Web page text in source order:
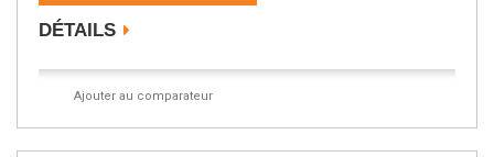
DÉTAILS
Ajouter au comparateur